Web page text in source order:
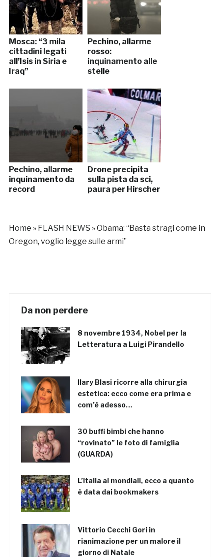
Mosca: “3 mila
cittadini legati
all’Isis in Siria e
Iraq”
Pechino, allarme
rosso:
inquinamento alle
stelle
Pechino, allarme
inquinamento da
record
Drone precipita
sulla pista da sci,
paura per Hirscher
Home » FLASH NEWS »Obama: “Basta stragi come in
Oregon, voglio legge sulle armi”
Da non perdere
8 novembre 1934, Nobel per la
Letteratura a Luigi Pirandello
Ilary Blasi ricorre alla chirurgia
estetica: ecco come era prima e
com’è adesso…
30 buffi bimbi che hanno
“rovinato” le foto di famiglia
(GUARDA)
L’Italia ai mondiali, ecco a quanto
è data dai bookmakers
Vittorio Cecchi Gori in
rianimazione per un malore il
giorno di Natale